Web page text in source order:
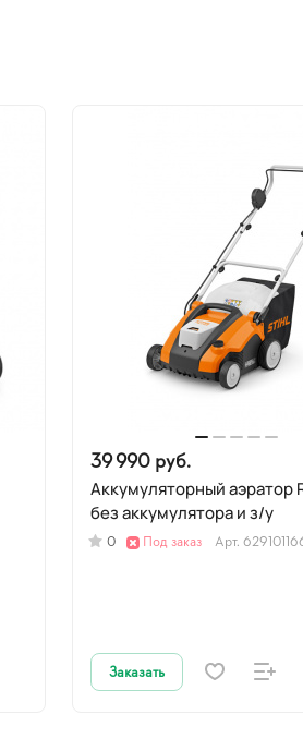
39 990 руб.
Аккумуляторный аэратор
без аккумулятора и з/у
0 Под заказ Арт.
Заказать